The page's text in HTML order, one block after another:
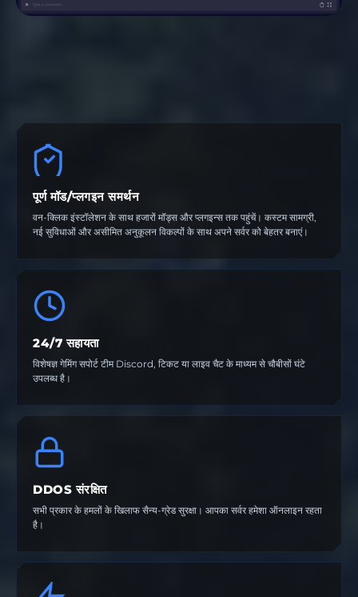
पूर्ण मॉड/प्लगइन समर्थन
वन-क्लिक इंस्टॉलेशन के साथ हजारों मॉड्स और प्लगइन्स तक पहुंचें। कस्टम सामग्री,
नई सुविधाओं और असीमित अनुकूलन विकल्पों के साथ अपने सर्वर को बेहतर बनाएं।
24/7 सहायता
विशेषज्ञ गेमिंग सपोर्ट टीम Discord, टिकट या लाइव चैट के माध्यम से चौबीसों घंटे
उपलब्ध है।
DDOS संरक्षित
सभी प्रकार के हमलों के खिलाफ सैन्य-ग्रेड सुरक्षा। आपका सर्वर हमेशा ऑनलाइन रहता
है।